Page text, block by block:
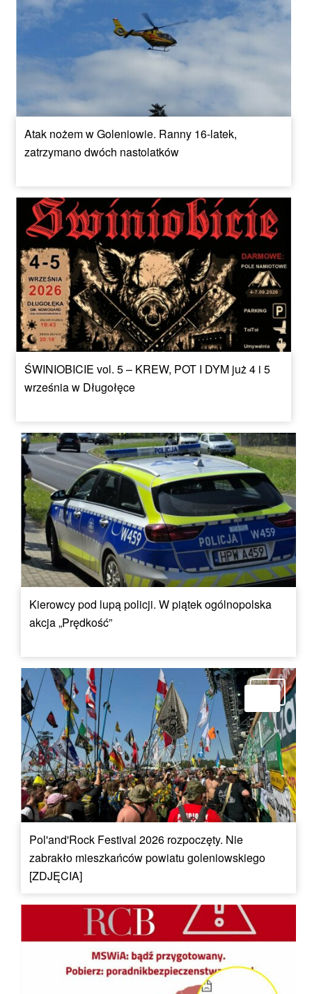
Atak nożem w Goleniowie. Ranny 16-latek,
zatrzymano dwóch nastolatków
ŚWINIOBICIE vol. 5 – KREW, POT I DYM już 4 i 5
września w Długołęce
Kierowcy pod lupą policji. W piątek ogólnopolska
akcja „Prędkość”
Pol'and'Rock Festival 2026 rozpoczęty. Nie
zabrakło mieszkańców powiatu goleniowskiego
[ZDJĘCIA]